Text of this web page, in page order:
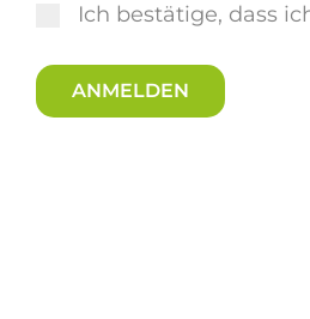
Ich bestätige, dass
ANMELDEN